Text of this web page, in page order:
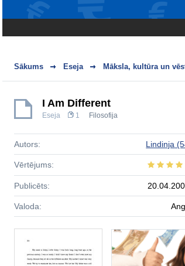
Sākums Eseja Māksla, kultūra un
I Am Different
Eseja 1 Filosofija
Autors: Lindinja
Vērtējums:
Publicēts:
Valoda: